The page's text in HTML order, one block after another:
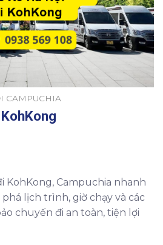
CAMPUCHIA
KohKong, Campuchia nhanh
lịch trình, giờ chạy và các
chuyến đi an toàn, tiện lợi